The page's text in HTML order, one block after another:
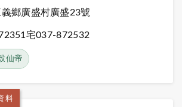
鄉廣盛村廣盛23號
宅037-872532
仙帝
料